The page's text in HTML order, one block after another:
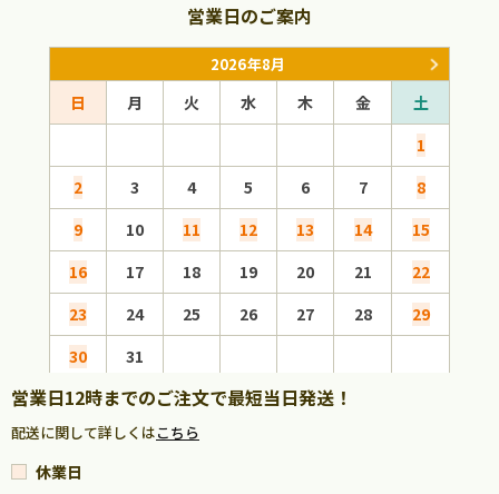
営業日のご案内
2026年8月
日 月 火 水 木 金
土
1
2
3 4 5 6 7
8
9
10 11 12 13 14
15
16
17 18 19 20 21
22
23
24 25 26 27 28
29
30
31
営業日12時までのご注文で最短当日発送！
配送に関して詳しくはこちら
休業日